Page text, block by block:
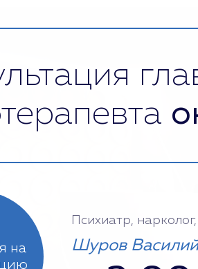
на
Психиатр,
Шуров